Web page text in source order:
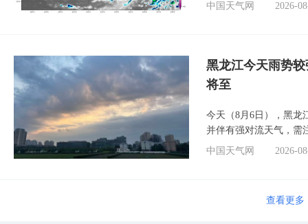
中国天气网
2026-
黑龙江今天雨势
将至
今天（8月6日），黑龙
并伴有强对流天气，需
中国天气网
2026-
查看更多